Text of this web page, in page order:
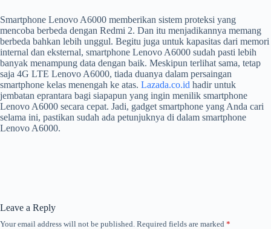
Smartphone Lenovo A6000 memberikan sistem proteksi yang
mencoba berbeda dengan Redmi 2. Dan itu menjadikannya memang
berbeda bahkan lebih unggul. Begitu juga untuk kapasitas dari memori
internal dan eksternal, smartphone Lenovo A6000 sudah pasti lebih
banyak menampung data dengan baik. Meskipun terlihat sama, tetap
saja 4G LTE Lenovo A6000, tiada duanya dalam persaingan
smartphone kelas menengah ke atas. Lazada.co.id hadir untuk
jembatan eprantara bagi siapapun yang ingin menilik smartphone
Lenovo A6000 secara cepat. Jadi, gadget smartphone yang Anda cari
selama ini, pastikan sudah ada petunjuknya di dalam smartphone
Lenovo A6000.
Leave a Reply
Your email address will not be published. Required fields are marked *